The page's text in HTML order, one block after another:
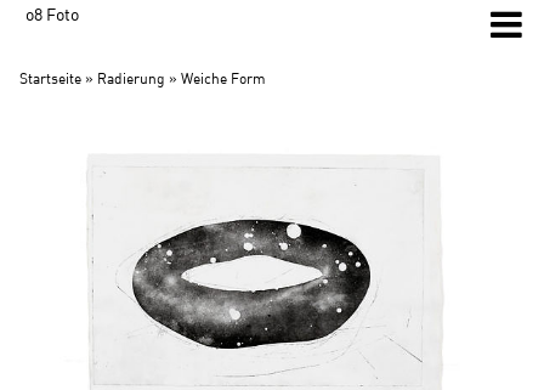
o8 Foto
Startseite » Radierung » Weiche Form